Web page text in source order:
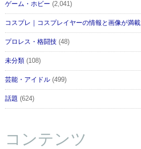
ゲーム・ホビー (2,041)
コスプレ｜コスプレイヤーの情報と画像が満載
プロレス・格闘技 (48)
未分類 (108)
芸能・アイドル (499)
話題 (624)
コンテンツ